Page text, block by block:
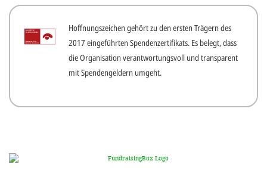
Hoffnungszeichen gehört zu den ersten Trägern des
2017 eingeführten Spendenzertifikats. Es belegt, dass
die Organisation verantwortungsvoll und transparent
mit Spendengeldern umgeht.